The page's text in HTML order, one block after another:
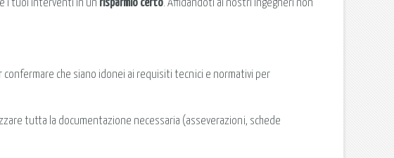
i tuoi interventi in un risparmio certo. Affidandoti ai nostri Ingegneri non
che siano idonei ai requisiti tecnici e normativi per
tutta la documentazione necessaria (asseverazioni, schede